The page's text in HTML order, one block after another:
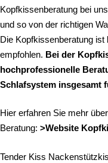
Kopfkissenberatung bei
und so von der richtigen
Die Kopfkissenberatung ist
empfohlen. Bei der
hochprofessionelle
Schlafsystem insgesamt
Hier erfahren Sie mehr
Beratung: >Website
Tender Kiss